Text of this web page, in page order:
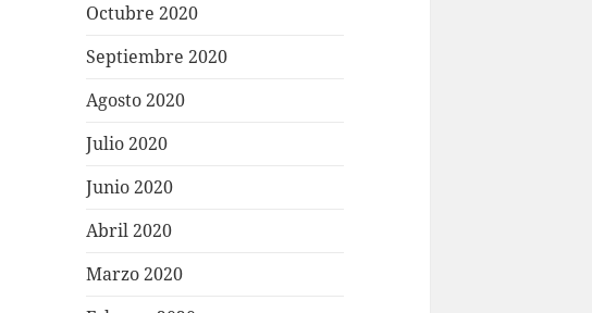
Octubre 2020
Septiembre 2020
Agosto 2020
Julio 2020
Junio 2020
Abril 2020
Marzo 2020